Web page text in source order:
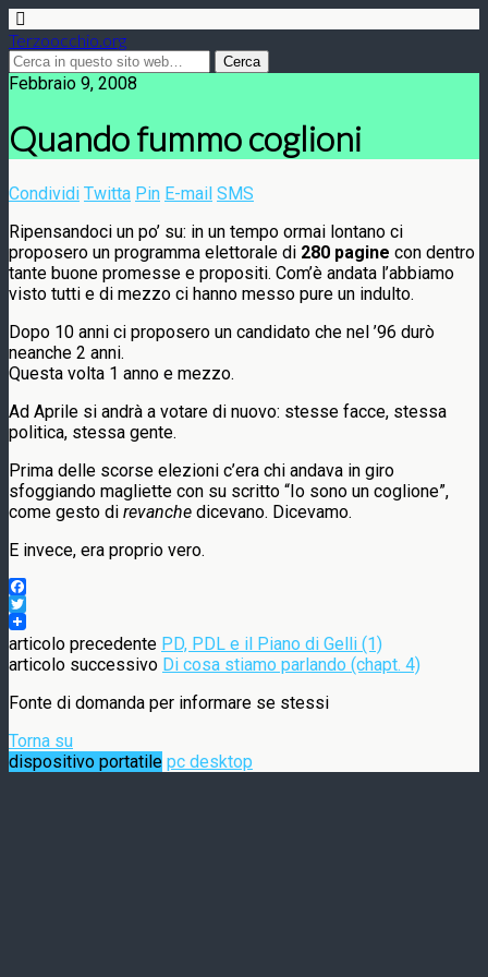
Terzoocchio.org
Febbraio 9, 2008
Quando fummo coglioni
Condividi Twitta Pin E-mail SMS
Ripensandoci un po’ su: in un tempo ormai lontano ci
proposero un programma elettorale di 280 pagine con dentro
tante buone promesse e propositi. Com’è andata l’abbiamo
visto tutti e di mezzo ci hanno messo pure un indulto.
Dopo 10 anni ci proposero un candidato che nel ’96 durò
neanche 2 anni.
Questa volta 1 anno e mezzo.
Ad Aprile si andrà a votare di nuovo: stesse facce, stessa
politica, stessa gente.
Prima delle scorse elezioni c’era chi andava in giro
sfoggiando magliette con su scritto “Io sono un coglione”,
come gesto di revanche dicevano. Dicevamo.
E invece, era proprio vero.
Facebook
Twitter
articolo precedente PD, PDL e il Piano di Gelli (1)
articolo successivo Di cosa stiamo parlando (chapt. 4)
Fonte di domanda per informare se stessi
Torna su
dispositivo portatile pc desktop